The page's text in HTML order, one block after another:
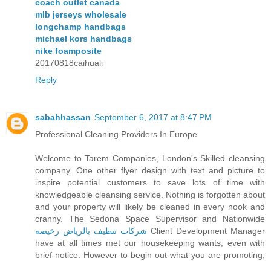
coach outlet canada
mlb jerseys wholesale
longchamp handbags
michael kors handbags
nike foamposite
20170818caihuali
Reply
sabahhassan September 6, 2017 at 8:47 PM
Professional Cleaning Providers In Europe
Welcome to Tarem Companies, London's Skilled cleansing
company. One other flyer design with text and picture to
inspire potential customers to save lots of time with
knowledgeable cleansing service. Nothing is forgotten about
and your property will likely be cleaned in every nook and
cranny. The Sedona Space Supervisor and Nationwide
شركات تنظيف بالرياض رخيصه Client Development Manager
have at all times met our housekeeping wants, even with
brief notice. However to begin out what you are promoting,